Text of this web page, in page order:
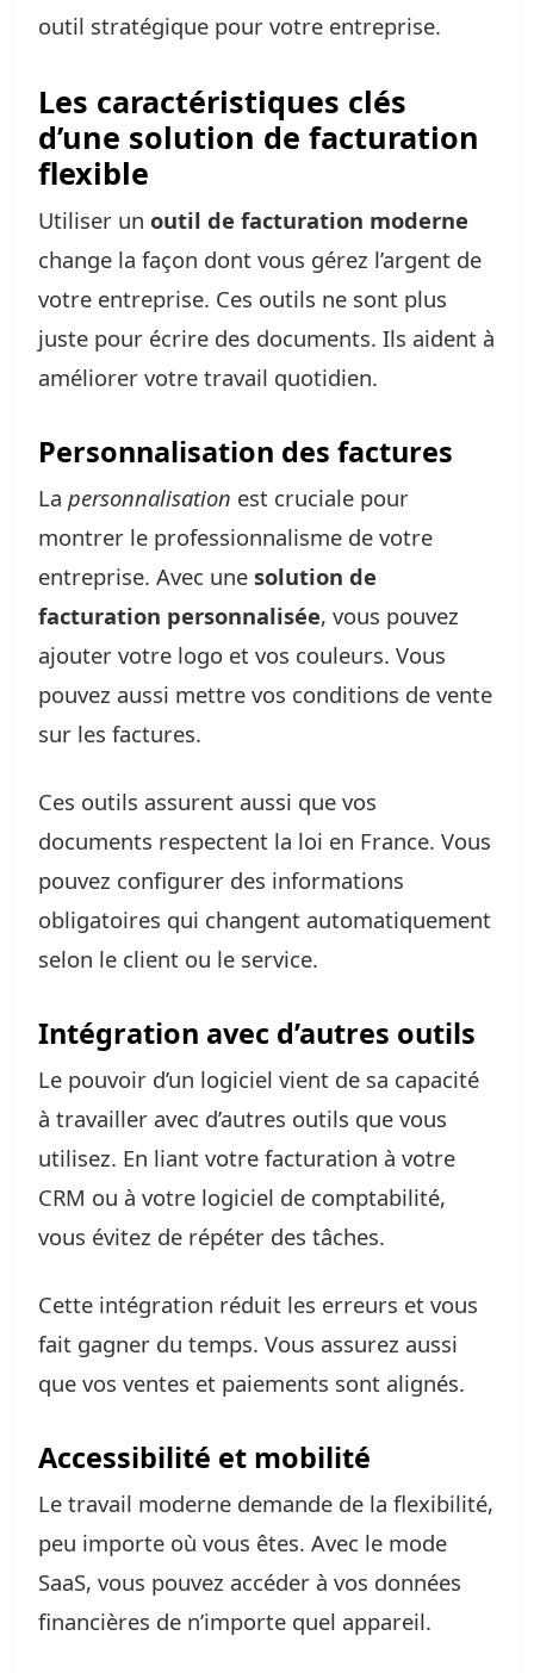
outil stratégique pour votre entreprise.
Les caractéristiques clés
d’une solution de facturation
flexible
Utiliser un outil de facturation moderne
change la façon dont vous gérez l’argent de
votre entreprise. Ces outils ne sont plus
juste pour écrire des documents. Ils aident à
améliorer votre travail quotidien.
Personnalisation des factures
La personnalisation est cruciale pour
montrer le professionnalisme de votre
entreprise. Avec une solution de
facturation personnalisée, vous pouvez
ajouter votre logo et vos couleurs. Vous
pouvez aussi mettre vos conditions de vente
sur les factures.
Ces outils assurent aussi que vos
documents respectent la loi en France. Vous
pouvez configurer des informations
obligatoires qui changent automatiquement
selon le client ou le service.
Intégration avec d’autres outils
Le pouvoir d’un logiciel vient de sa capacité
à travailler avec d’autres outils que vous
utilisez. En liant votre facturation à votre
CRM ou à votre logiciel de comptabilité,
vous évitez de répéter des tâches.
Cette intégration réduit les erreurs et vous
fait gagner du temps. Vous assurez aussi
que vos ventes et paiements sont alignés.
Accessibilité et mobilité
Le travail moderne demande de la flexibilité,
peu importe où vous êtes. Avec le mode
SaaS, vous pouvez accéder à vos données
financières de n’importe quel appareil.